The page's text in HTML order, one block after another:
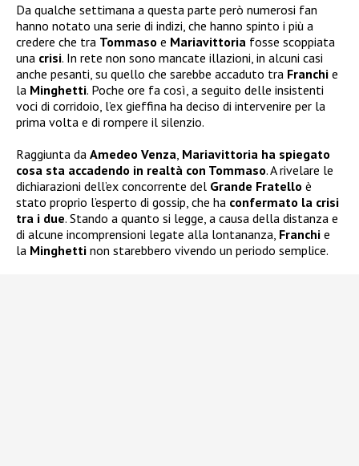
Da qualche settimana a questa parte però numerosi fan
hanno notato una serie di indizi, che hanno spinto i più a
credere che tra Tommaso e Mariavittoria fosse scoppiata
una crisi. In rete non sono mancate illazioni, in alcuni casi
anche pesanti, su quello che sarebbe accaduto tra Franchi e
la Minghetti. Poche ore fa così, a seguito delle insistenti
voci di corridoio, l’ex gieffina ha deciso di intervenire per la
prima volta e di rompere il silenzio.
Raggiunta da Amedeo Venza Mariavittoria ha spiegato
cosa sta accadendo in realtà con Tommaso. A rivelare le
dichiarazioni dell’ex concorrente del Grande Fratello è
stato proprio l’esperto di gossip, che ha confermato la crisi
tra i due. Stando a quanto si legge, a causa della distanza e
di alcune incomprensioni legate alla lontananza, Franchi e
la Minghetti non starebbero vivendo un periodo semplice.